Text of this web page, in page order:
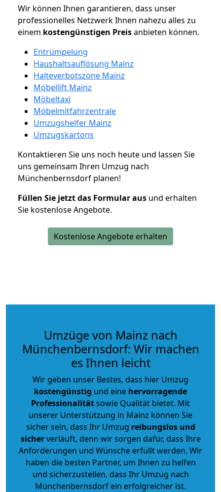
Wir können Ihnen garantieren, dass unser
professionelles Netzwerk Ihnen nahezu alles zu
einem kostengünstigen Preisanbieten können.
Entrümpelung
Haushaltsauflösung Mainz
Halteverbotszone Mainz
Möbellift Mainz
Möbeltaxi
Möbelmitfahrzentrale
Umzugshelfer Mainz
Umzugskartons
Kontaktieren Sie uns noch heute und lassen Sie
uns gemeinsam Ihren Umzug nach
Münchenbernsdorf planen!
Füllen Sie jetzt das Formular aus und erhalten
Sie kostenlose Angebote.
Kostenlose Angebote erhalten
Umzüge von Mainz nach
Münchenbernsdorf: Wir machen
es Ihnen leicht
Wir geben unser Bestes, dass hier Umzug
kostengünstig und eine hervorragende
Professionalitätsowie Qualität bietet. Mit
unserer Unterstützung in Mainz können Sie
sicher sein, dass Ihr Umzug reibungslos und
sicherverläuft, denn wir sorgen dafür, dass Ihre
Anforderungen und Wünsche erfüllt werden. Wir
haben die besten Partner, um Ihnen zu helfen
und sicherzustellen, dass Ihr Umzug nach
Münchenbernsdorf ein erfolgreicher ist.